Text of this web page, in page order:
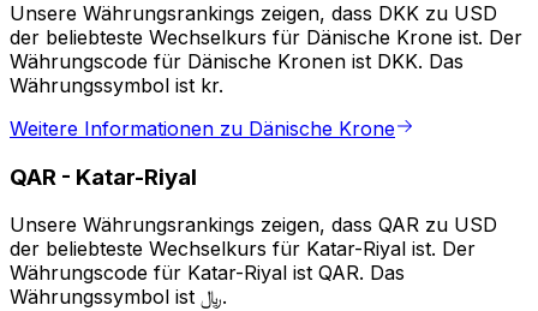
Unsere Währungsrankings zeigen, dass DKK zu USD
der beliebteste Wechselkurs für Dänische Krone ist. Der
Währungscode für Dänische Kronen ist DKK. Das
Währungssymbol ist kr.
Weitere Informationen zu Dänische Krone
QAR - Katar-Riyal
Unsere Währungsrankings zeigen, dass QAR zu USD
der beliebteste Wechselkurs für Katar-Riyal ist. Der
Währungscode für Katar-Riyal ist QAR. Das
Währungssymbol ist ﷼.